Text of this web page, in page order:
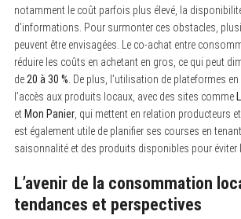
notamment le coût parfois plus élevé, la
d’informations. Pour surmonter ces obstacles,
peuvent être envisagées. Le co-achat entre
réduire les coûts en achetant en gros, ce qui peut
de 20 à 30 % . De plus, l’utilisation de plateformes
l’accès aux produits locaux, avec des sites comme
et Mon Panier, qui mettent en relation producteurs
est également utile de planifier ses courses en
saisonnalité et des produits disponibles pour éviter
L’avenir de la consommation
tendances et perspectives